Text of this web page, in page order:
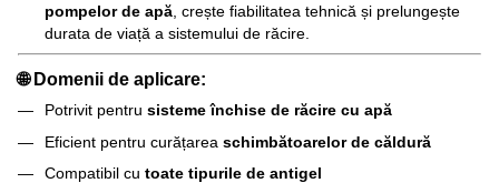
pompelor de apă , crește fiabilitatea tehnică și prelungește
durata de viață a sistemului de răcire.
🌐 Domenii de aplicare:
Potrivit pentru sisteme închise de răcire cu apă
Eficient pentru curățarea schimbătoarelor de căldură
Compatibil cu toate tipurile de antigel